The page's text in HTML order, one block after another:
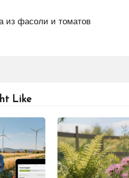
из фасоли и томатов
Like